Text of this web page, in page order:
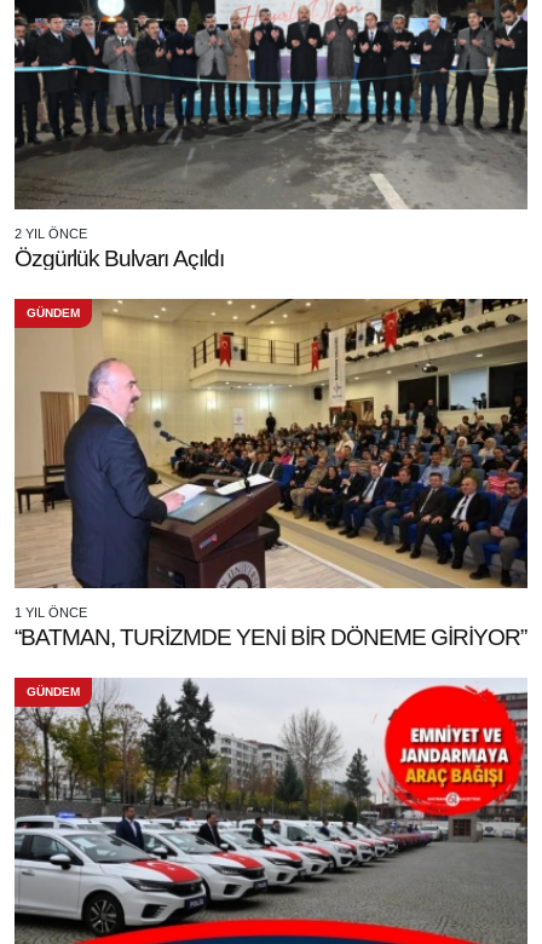
2 YIL ÖNCE
Özgürlük Bulvarı Açıldı
GÜNDEM
1 YIL ÖNCE
“BATMAN, TURİZMDE YENİ BİR DÖNEME GİRİYOR”
GÜNDEM